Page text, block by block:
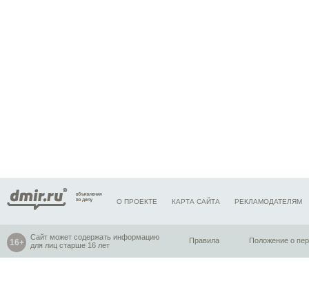
О ПРОЕКТЕ КАРТА САЙТА РЕКЛАМОДАТЕЛЯМ
Сайт может содержать информацию
для лиц старше 16 лет
Правила Положение о